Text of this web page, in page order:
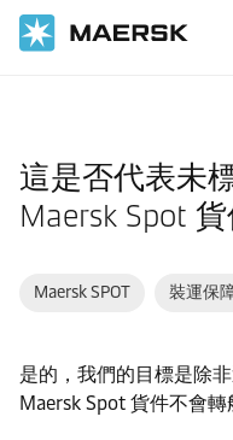
這是否代表未
Maersk Spot
Maersk SPOT 裝運保
是的，我們的目標是除
Maersk Spot 貨件不會轉